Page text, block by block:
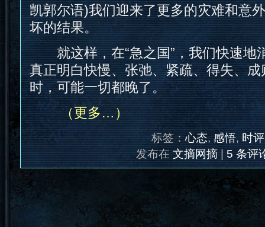
凯郭尔语)我们迎来了更多的灾难和意
坏的结果。
就这样，在“急之国”，我们快速地
真正明白快慢、张弛、紧疏、得失、
时，可能一切都晚了。
（更多…）
标签：心态,感悟, 时评
发布在 文摘网摘 | 5 条评